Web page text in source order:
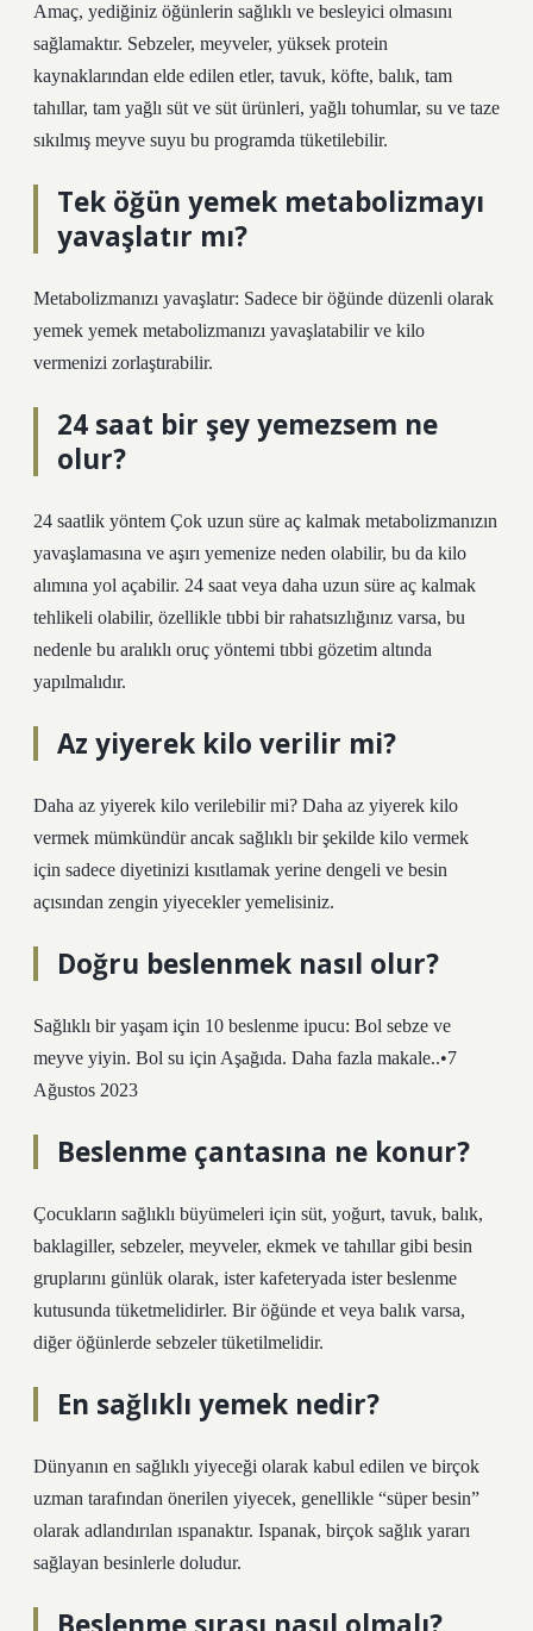
Amaç, yediğiniz öğünlerin sağlıklı ve besleyici olmasını
sağlamaktır. Sebzeler, meyveler, yüksek protein
kaynaklarından elde edilen etler, tavuk, köfte, balık, tam
tahıllar, tam yağlı süt ve süt ürünleri, yağlı tohumlar, su ve taze
sıkılmış meyve suyu bu programda tüketilebilir.
Tek öğün yemek metabolizmayı
yavaşlatır mı?
Metabolizmanızı yavaşlatır: Sadece bir öğünde düzenli olarak
yemek yemek metabolizmanızı yavaşlatabilir ve kilo
vermenizi zorlaştırabilir.
24 saat bir şey yemezsem ne
olur?
24 saatlik yöntem Çok uzun süre aç kalmak metabolizmanızın
yavaşlamasına ve aşırı yemenize neden olabilir, bu da kilo
alımına yol açabilir. 24 saat veya daha uzun süre aç kalmak
tehlikeli olabilir, özellikle tıbbi bir rahatsızlığınız varsa, bu
nedenle bu aralıklı oruç yöntemi tıbbi gözetim altında
yapılmalıdır.
Az yiyerek kilo verilir mi?
Daha az yiyerek kilo verilebilir mi? Daha az yiyerek kilo
vermek mümkündür ancak sağlıklı bir şekilde kilo vermek
için sadece diyetinizi kısıtlamak yerine dengeli ve besin
açısından zengin yiyecekler yemelisiniz.
Doğru beslenmek nasıl olur?
Sağlıklı bir yaşam için 10 beslenme ipucu: Bol sebze ve
meyve yiyin. Bol su için Aşağıda. Daha fazla makale..•7
Ağustos 2023
Beslenme çantasına ne konur?
Çocukların sağlıklı büyümeleri için süt, yoğurt, tavuk, balık,
baklagiller, sebzeler, meyveler, ekmek ve tahıllar gibi besin
gruplarını günlük olarak, ister kafeteryada ister beslenme
kutusunda tüketmelidirler. Bir öğünde et veya balık varsa,
diğer öğünlerde sebzeler tüketilmelidir.
En sağlıklı yemek nedir?
Dünyanın en sağlıklı yiyeceği olarak kabul edilen ve birçok
uzman tarafından önerilen yiyecek, genellikle “süper besin”
olarak adlandırılan ıspanaktır. Ispanak, birçok sağlık yararı
sağlayan besinlerle doludur.